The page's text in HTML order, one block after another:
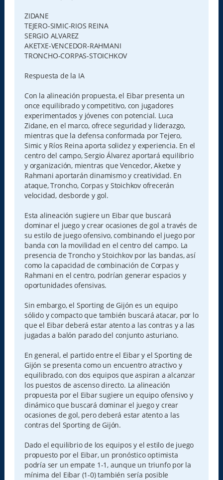
e
ZIDANE
TEJERO-SIMIC-RIOS REINA
SERGIO ALVAREZ
AKETXE-VENCEDOR-RAHMANI
TRONCHO-CORPAS-STOICHKOV
Respuesta de la IA
Con la alineación propuesta, el Eibar presenta un
once equilibrado y competitivo, con jugadores
experimentados y jóvenes con potencial. Luca
Zidane, en el marco, ofrece seguridad y liderazgo,
mientras que la defensa conformada por Tejero,
Simic y Ríos Reina aporta solidez y experiencia. En el
centro del campo, Sergio Álvarez aportará equilibrio
y organización, mientras que Vencedor, Aketxe y
Rahmani aportarán dinamismo y creatividad. En
ataque, Troncho, Corpas y Stoichkov ofrecerán
velocidad, desborde y gol.
Esta alineación sugiere un Eibar que buscará
dominar el juego y crear ocasiones de gol a través de
su estilo de juego ofensivo, combinando el juego por
banda con la movilidad en el centro del campo. La
presencia de Troncho y Stoichkov por las bandas, así
como la capacidad de combinación de Corpas y
Rahmani en el centro, podrían generar espacios y
oportunidades ofensivas.
Sin embargo, el Sporting de Gijón es un equipo
sólido y compacto que también buscará atacar, por lo
que el Eibar deberá estar atento a las contras y a las
jugadas a balón parado del conjunto asturiano.
En general, el partido entre el Eibar y el Sporting de
Gijón se presenta como un encuentro atractivo y
equilibrado, con dos equipos que aspiran a alcanzar
los puestos de ascenso directo. La alineación
propuesta por el Eibar sugiere un equipo ofensivo y
dinámico que buscará dominar el juego y crear
ocasiones de gol, pero deberá estar atento a las
contras del Sporting de Gijón.
Dado el equilibrio de los equipos y el estilo de juego
propuesto por el Eibar, un pronóstico optimista
podría ser un empate 1-1, aunque un triunfo por la
mínima del Eibar (1-0) también sería posible